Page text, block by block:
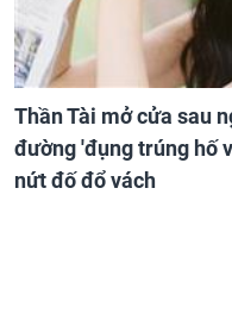
Thần Tài mở cửa sau
đường 'đụng trúng hố
nứt đố đổ vách